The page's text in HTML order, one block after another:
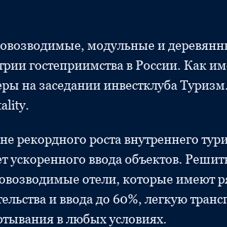
модульные и
гостеприимства в России. Как
на заседании инвестклуба
рекордного роста внутреннего
ускоренного ввода объектов.
отели, которые имеют
и ввода до 60%, легкую
в любых условиях.